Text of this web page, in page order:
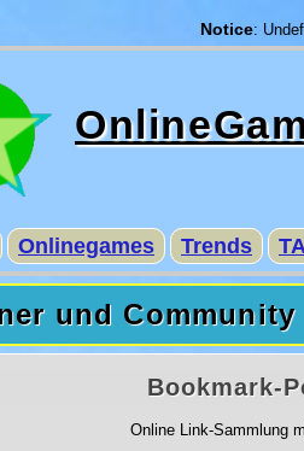
Notice:
Onlinegames Trends
und Community
Bookmark-
Online Link-Sammlung